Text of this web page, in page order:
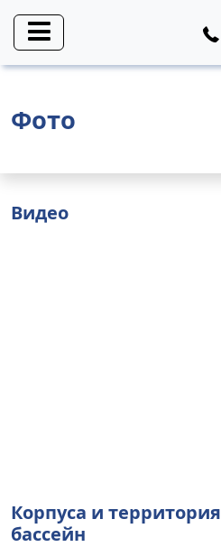
Фото
Видео
Корпуса и территория
бассейн